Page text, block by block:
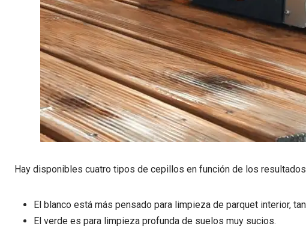
Hay disponibles cuatro tipos de cepillos en función de los
El blanco está más pensado para limpieza de parquet interior,
El verde es para limpieza profunda de suelos muy sucios.